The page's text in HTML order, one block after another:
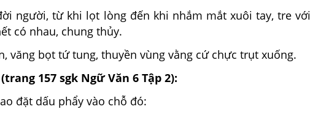
người, từ khi lọt lòng đến khi nhắm mắt xuôi tay, tre với
có nhau, chung thủy.
văng bọt tứ tung, thuyền vùng vằng cứ chực trụt xuống.
157 sgk Ngữ Văn 6 Tập 2):
đặt dấu phẩy vào chỗ đó: